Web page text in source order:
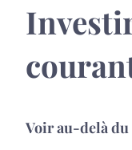
Voir au-delà du